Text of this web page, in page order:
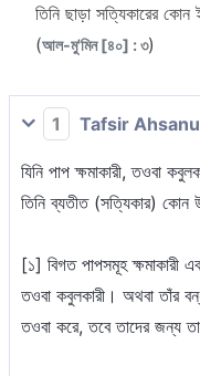
তিনি ছাড়া সত্যিকারের
(আল-মু'মিন [৪০] : ৩)
1 Tafsir
যিনি পাপ ক্ষমাকারী, তওবা
তিনি ব্যতীত (সত্যিকার) কোন
[১] বিগত পাপসমূহ ক্ষমাকারী
তওবা কবুলকারী। অথবা তাঁর
তওবা করে, তবে তাদের জন্য